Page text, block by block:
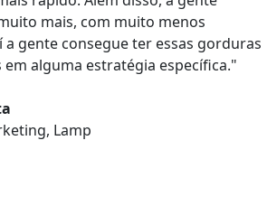
mais, com muito menos
a gente consegue ter essas gorduras
em alguma estratégia específica."
Lamp